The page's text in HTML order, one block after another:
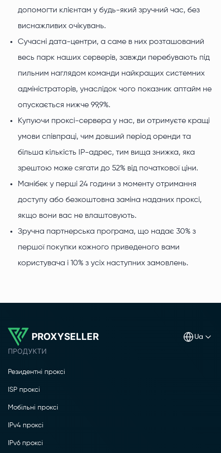
допомогти клієнтам у будь-який зручний час, без
виснажливих очікувань.
Сучасні дата-центри, а саме в них розташований
весь парк наших серверів, завжди перебувають під
пильним наглядом команди найкращих системних
адміністраторів, унаслідок чого показник аптайм не
опускається нижче 99,9%.
Купуючи проксі-сервера у нас, ви отримуєте кращі
умови співпраці, чим довший період оренди та
більша кількість IP-адрес, тим вища знижка, яка
зрештою може сягати до 52% від початкової ціни.
Манібек у перші 24 години з моменту отримання
доступу або безкоштовна заміна наданих проксі,
якщо вони вас не влаштовують.
Зручна партнерська програма, що надає 30% з
першої покупки кожного приведеного вами
користувача і 10% з усіх наступних замовлень.
PROXYSELLER ua
ПРОДУКТИ
Резидентні проксі
ISP проксі
Мобільні проксі
IPv4 проксі
IPv6 проксі